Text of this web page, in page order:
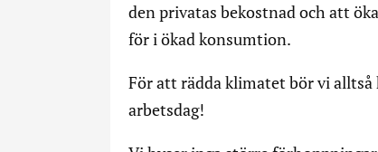
den privatas bekostnad och att
för i ökad konsumtion.
För att rädda klimatet bör vi
arbetsdag!